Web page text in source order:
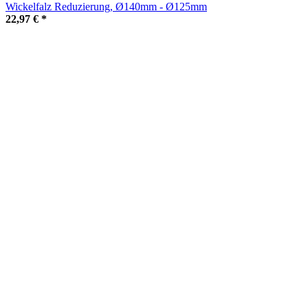
Wickelfalz Reduzierung, Ø140mm - Ø125mm
22,97 € *